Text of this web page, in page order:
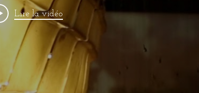
Lire la vidéo